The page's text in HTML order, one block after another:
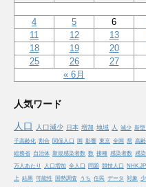
« 6月
4
5 6
11
12 13
18
19 20
25
26 27
人気ワード
人口
人口減少 日本 増加 地域 人 減少 新型
子高齢化 割合 関係人口 国 影響 東京 全国 県 高
総務省 自治体 新規感染者数 数 接種 感染者数 感
万人あたり
人口増加 全人口 問題 競技人口 NHK.JP
上 結果 可能性 国勢調査 うち 住民 データ 対象